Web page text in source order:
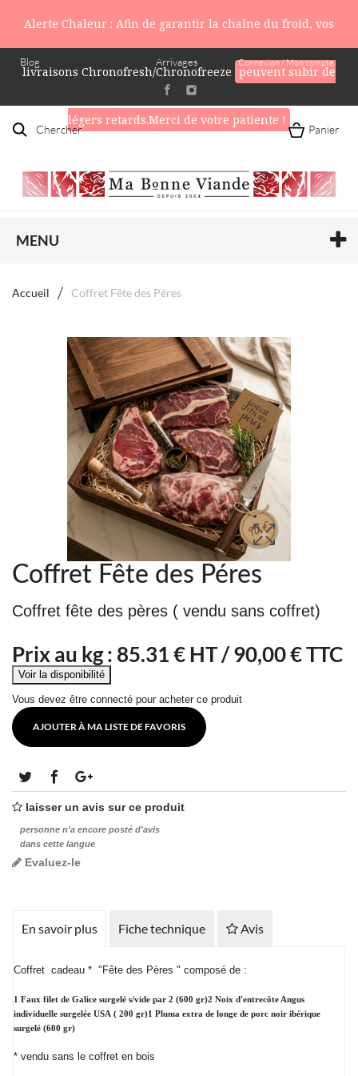
Alerte Chaleur : Afin de garantir la chaîne du froid, vos
livraisons Chronofresh/Chronofreeze peuvent subir de
légers retards.Merci de votre patiente !
Blog Connexion / Mon compte
Arrivages
Chercher Panier
MENU
Accueil Coffret Fête des Péres
Coffret Fête des Péres
Coffret fête des pères ( vendu sans coffret)
Prix au kg : 85.31€ HT /90,00 € TTC
Vous devez être connecté pour acheter ce produit
AJOUTER À MA LISTE DE FAVORIS
laisser un avis sur ce produit
personne n'a encore posté d'avis
dans cette langue
Evaluez-le
En savoir plus Fiche technique Avis
Coffret cadeau * "Fête des Pères " composé de :
1 Faux filet de Galice surgelé s/vide par 2 (600 gr)2 Noix d'entrecôte Angus
individuelle surgelée USA ( 200 gr)1 Pluma extra de longe de porc noir ibérique
surgelé (600 gr)
* vendu sans le coffret en bois